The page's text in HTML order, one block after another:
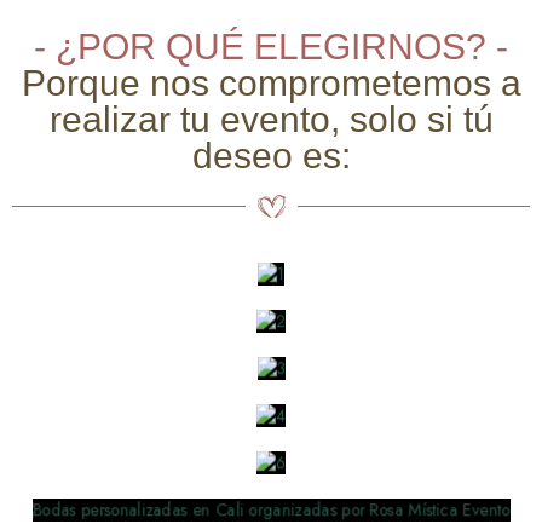
- ¿POR QUÉ ELEGIRNOS? -
Porque nos comprometemos a
realizar tu evento, solo si tú
deseo es: